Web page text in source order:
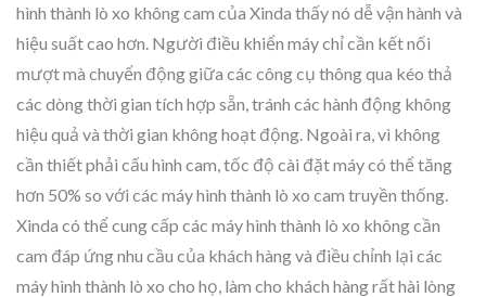
hình thành lò xo không cam của Xinda thấy nó dễ vận hành và
hiệu suất cao hơn. Người điều khiển máy chỉ cần kết nối
mượt mà chuyển động giữa các công cụ thông qua kéo thả
các dòng thời gian tích hợp sẵn, tránh các hành động không
hiệu quả và thời gian không hoạt động. Ngoài ra, vì không
cần thiết phải cấu hình cam, tốc độ cài đặt máy có thể tăng
hơn 50% so với các máy hình thành lò xo cam truyền thống.
Xinda có thể cung cấp các máy hình thành lò xo không cần
cam đáp ứng nhu cầu của khách hàng và điều chỉnh lại các
máy hình thành lò xo cho họ, làm cho khách hàng rất hài lòng